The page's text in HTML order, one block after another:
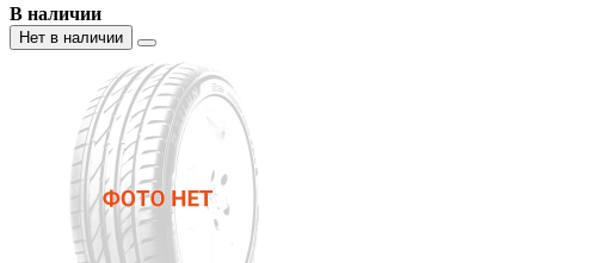
В наличии
Нет в наличии